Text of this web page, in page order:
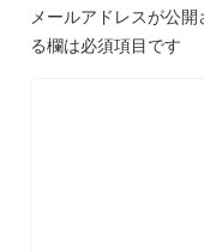
メールアドレスが公開
る欄は必須項目です